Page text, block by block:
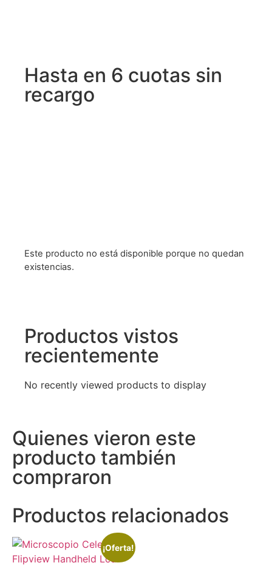
Hasta en 6 cuotas sin
recargo
Este producto no está disponible porque no quedan
existencias.
Productos vistos
recientemente
No recently viewed products to display
Quienes vieron este
producto también
compraron
Productos relacionados
¡Oferta!